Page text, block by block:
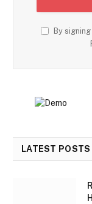
By
LATEST POSTS